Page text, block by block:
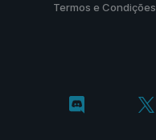
Termos e Condições